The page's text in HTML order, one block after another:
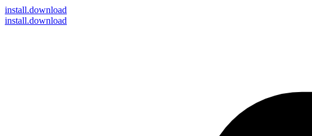
install.download
install.download